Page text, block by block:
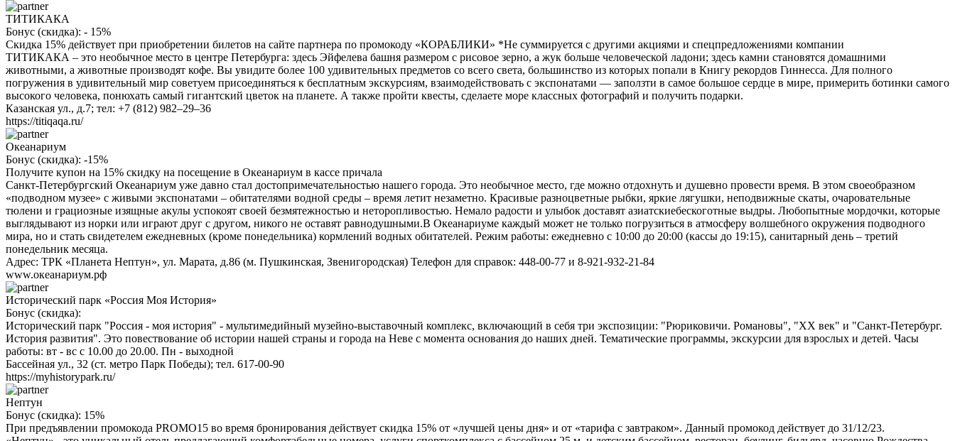
ТИТИКАКА
Бонус (скидка): - 15%
Скидка 15% действует при приобретении билетов на сайте партнера по промокоду «КОРАБЛИКИ» *Не суммируется с другими акциями и спецпредложениями компании
ТИТИКАКА – это необычное место в центре Петербурга: здесь Эйфелева башня размером с рисовое зерно, а жук больше человеческой ладони; здесь камни становятся домашними
животными, а животные производят кофе. Вы увидите более 100 удивительных предметов со всего света, большинство из которых попали в Книгу рекордов Гиннесса. Для полного
погружения в удивительный мир советуем присоединяться к бесплатным экскурсиям, взаимодействовать с экспонатами — заползти в самое большое сердце в мире, примерить ботинки самого
высокого человека, понюхать самый гигантский цветок на планете. А также пройти квесты, сделаете море классных фотографий и получить подарки.
Казанская ул., д.7; тел: +7 (812) 982–29–36
https://titiqaqa.ru/
Океанариум
Бонус (скидка): -15%
Получите купон на 15% скидку на посещение в Океанариум в кассе причала
Санкт-Петербургский Океанариум уже давно стал достопримечательностью нашего города. Это необычное место, где можно отдохнуть и душевно провести время. В этом своеобразном
«подводном музее» с живыми экспонатами – обитателями водной среды – время летит незаметно. Красивые разноцветные рыбки, яркие лягушки, неподвижные скаты, очаровательные
тюлени и грациозные изящные акулы успокоят своей безмятежностью и неторопливостью. Немало радости и улыбок доставят азиатскиебескоготные выдры. Любопытные мордочки, которые
выглядывают из норки или играют друг с другом, никого не оставят равнодушными.В Океанариуме каждый может не только погрузиться в атмосферу волшебного окружения подводного
мира, но и стать свидетелем ежедневных (кроме понедельника) кормлений водных обитателей. Режим работы: ежедневно с 10:00 до 20:00 (кассы до 19:15), санитарный день – третий
понедельник месяца.
Адрес: ТРК «Планета Нептун», ул. Марата, д.86 (м. Пушкинская, Звенигородская) Телефон для справок: 448-00-77 и 8-921-932-21-84
www.океанариум.рф
Исторический парк «Россия Моя История»
Бонус (скидка):
Исторический парк "Россия - моя история" - мультимедийный музейно-выставочный комплекс, включающий в себя три экспозиции: "Рюриковичи. Романовы", "ХХ век" и "Санкт-Петербург.
История развития". Это повествование об истории нашей страны и города на Неве с момента основания до наших дней. Тематические программы, экскурсии для взрослых и детей. Часы
работы: вт - вс с 10.00 до 20.00. Пн - выходной
Бассейная ул., 32 (ст. метро Парк Победы); тел. 617-00-90
https://myhistorypark.ru/
Нептун
Бонус (скидка): 15%
При предъявлении промокода PROMO15 во время бронирования действует скидка 15% от «лучшей цены дня» и от «тарифа с завтраком». Данный промокод действует до 31/12/23.